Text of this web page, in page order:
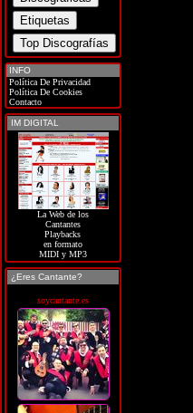
INFO
Política De Privacidad
Política De Cookies
Contacto
IM DIGITAL
La Web de los
Cantantes
Playbacks
en formato
MIDI y MP3
¿Eres Cantante?
soycantante.es